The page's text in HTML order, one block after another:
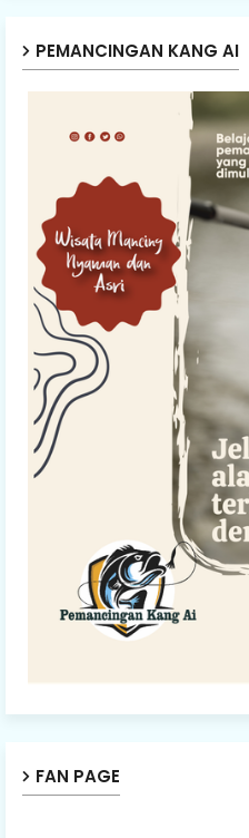
PEMANCINGAN KANG AI
FAN PAGE